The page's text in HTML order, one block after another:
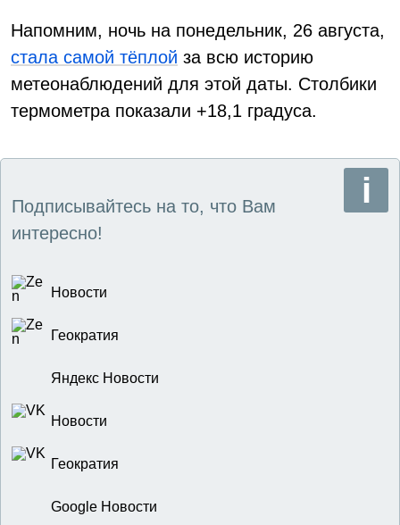
Напомним, ночь на понедельник, 26 августа,
стала самой тёплой за всю историю
метеонаблюдений для этой даты. Столбики
термометра показали +18,1 градуса.
Подписывайтесь на то, что Вам
интересно!
Новости
Геократия
Яндекс Новости
Новости
Геократия
Google Новости